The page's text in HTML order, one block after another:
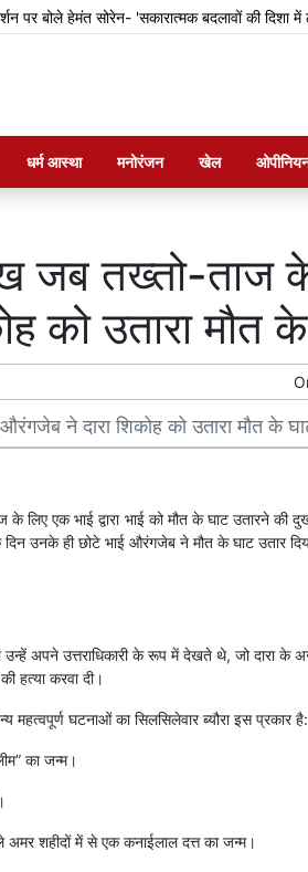
हेमंत सोरेन- 'सकारात्मक बदलावों की दिशा में ठोस
धर्म आस्था मनोरंजन खेल
जब तख्तो-ताज
को उतारा मौत
ने दारा शिकोह को उतारा मौत के
लिए एक भाई द्वारा भाई को मौत के घाट उतारने
उनके ही छोटे भाई औरंगजेब ने मौत के घाट उतार
अपने उत्तराधिकारी के रूप में देखते थे, जो दारा के
हत्या करवा दी।
घटनाओं का सिलसिलेवार ब्यौरा इस प्रकार है:
का जन्म।
शहीदों में से एक कनाईलाल दत्त का जन्म।